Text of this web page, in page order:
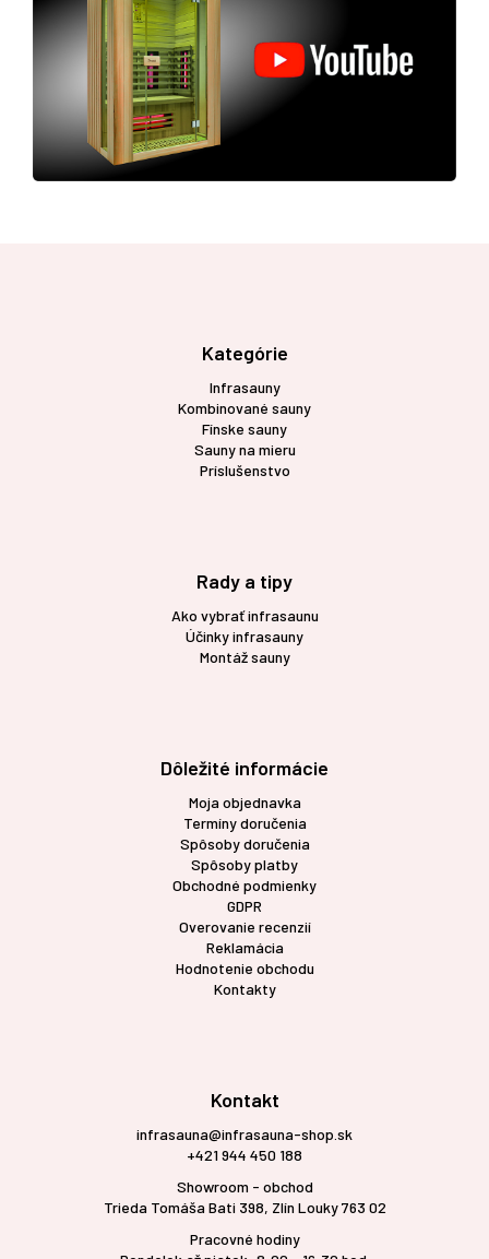
Kategórie
Infrasauny
Kombinované sauny
Fínske sauny
Sauny na mieru
Príslušenstvo
Rady a tipy
Ako vybrať infrasaunu
Účinky infrasauny
Montáž sauny
Dôležité informácie
Moja objednavka
Termíny doručenia
Spôsoby doručenia
Spôsoby platby
Obchodné podmienky
GDPR
Overovanie recenzií
Reklamácia
Hodnotenie obchodu
Kontakty
Kontakt
infrasauna@infrasauna-shop.sk
+421 944 450 188
Showroom - obchod
Trieda Tomáša Bati 398, Zlín Louky 763 02
Pracovné hodiny